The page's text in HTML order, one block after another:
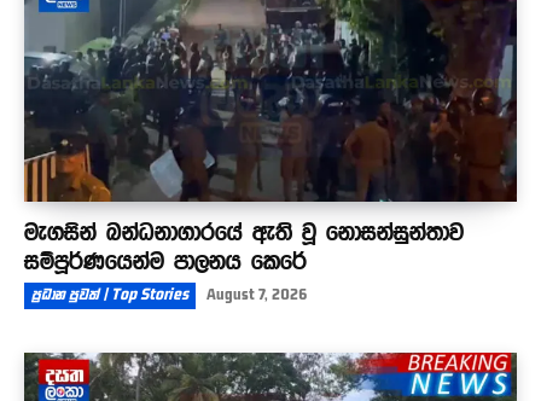
මැගසින් බන්ධනාගාරයේ ඇති වූ නොසන්සුන්තාව
සම්පූර්ණයෙන්ම පාලනය කෙරේ
ප්‍රධාන පුවත් | Top Stories August 7, 2026